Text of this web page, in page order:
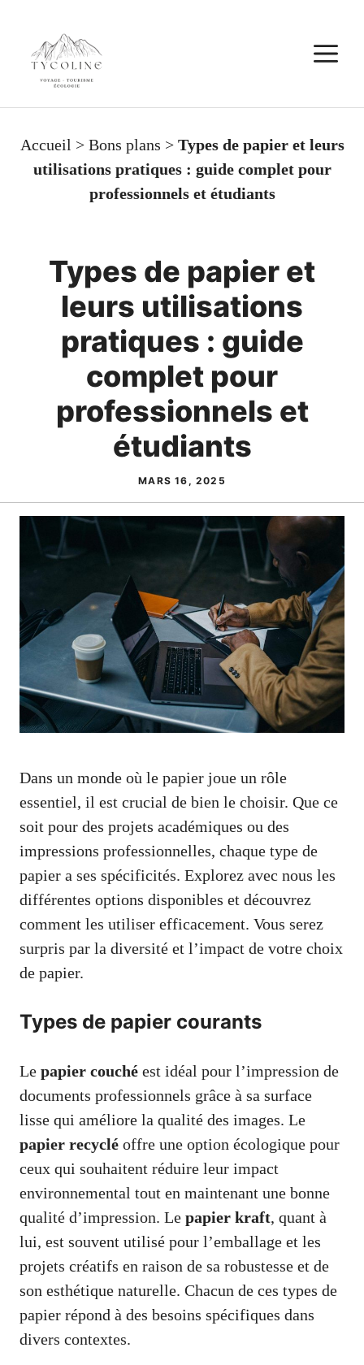
contenu
Accueil > Bons plans > Types de papier et leurs
utilisations pratiques : guide complet pour
professionnels et étudiants
Types de papier et
leurs utilisations
pratiques : guide
complet pour
professionnels et
étudiants
MARS 16, 2025
Dans un monde où le papier joue un rôle
essentiel, il est crucial de bien le choisir. Que ce
soit pour des projets académiques ou des
impressions professionnelles, chaque type de
papier a ses spécificités. Explorez avec nous les
différentes options disponibles et découvrez
comment les utiliser efficacement. Vous serez
surpris par la diversité et l’impact de votre choix
de papier.
Types de papier courants
Le papier couché est idéal pour l’impression de
documents professionnels grâce à sa surface
lisse qui améliore la qualité des images. Le
papier recyclé offre une option écologique pour
ceux qui souhaitent réduire leur impact
environnemental tout en maintenant une bonne
qualité d’impression. Le papier kraft, quant à
lui, est souvent utilisé pour l’emballage et les
projets créatifs en raison de sa robustesse et de
son esthétique naturelle. Chacun de ces types de
papier répond à des besoins spécifiques dans
divers contextes.